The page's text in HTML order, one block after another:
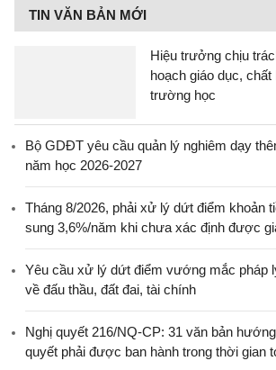
TIN VĂN BẢN MỚI
Hiệu trưởng chịu
hoạch giáo dục,
trường học
Bộ GDĐT yêu cầu quản lý nghiêm dạy
năm học 2026-2027
Tháng 8/2026, phải xử lý dứt điểm khoản
sung 3,6%/năm khi chưa xác định được
Yêu cầu xử lý dứt điểm vướng mắc pháp
về đấu thầu, đất đai, tài chính
Nghị quyết 216/NQ-CP: 31 văn bản
quyết phải được ban hành trong thời gian